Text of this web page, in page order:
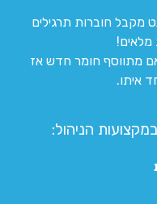
מקבל חוברות תרגילים
מלאים!
מתווסף חומר חדש אז
איתו.
הניהול: